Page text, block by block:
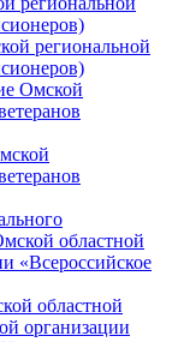
региональной
Омской
областной
«Всероссийское
областной
организации